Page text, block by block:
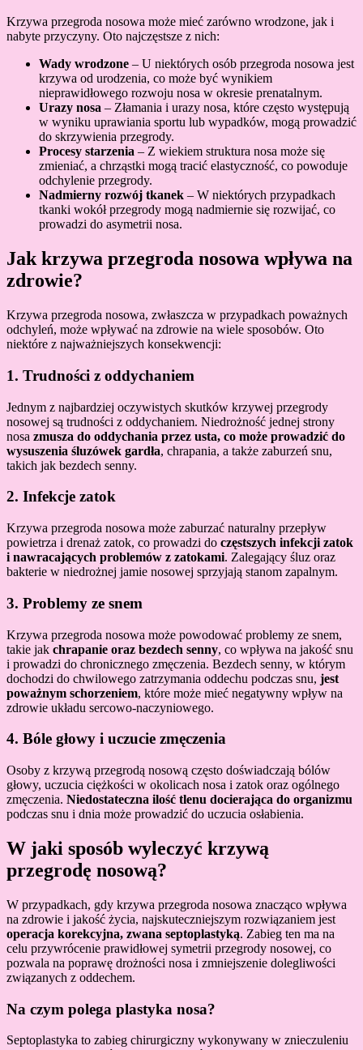
Krzywa przegroda nosowa może mieć zarówno wrodzone, jak i
nabyte przyczyny. Oto najczęstsze z nich:
Wady wrodzone – U niektórych osób przegroda nosowa jest
krzywa od urodzenia, co może być wynikiem
nieprawidłowego rozwoju nosa w okresie prenatalnym.
Urazy nosa – Złamania i urazy nosa, które często występują
w wyniku uprawiania sportu lub wypadków, mogą prowadzić
do skrzywienia przegrody.
Procesy starzenia – Z wiekiem struktura nosa może się
zmieniać, a chrząstki mogą tracić elastyczność, co powoduje
odchylenie przegrody.
Nadmierny rozwój tkanek – W niektórych przypadkach
tkanki wokół przegrody mogą nadmiernie się rozwijać, co
prowadzi do asymetrii nosa.
Jak krzywa przegroda nosowa wpływa na
zdrowie?
Krzywa przegroda nosowa, zwłaszcza w przypadkach poważnych
odchyleń, może wpływać na zdrowie na wiele sposobów. Oto
niektóre z najważniejszych konsekwencji:
1. Trudności z oddychaniem
Jednym z najbardziej oczywistych skutków krzywej przegrody
nosowej są trudności z oddychaniem. Niedrożność jednej strony
nosa zmusza do oddychania przez usta, co może prowadzić do
wysuszenia śluzówek gardła, chrapania, a także zaburzeń snu,
takich jak bezdech senny.
2. Infekcje zatok
Krzywa przegroda nosowa może zaburzać naturalny przepływ
powietrza i drenaż zatok, co prowadzi do częstszych infekcji zatok
i nawracających problemów z zatokami. Zalegający śluz oraz
bakterie w niedrożnej jamie nosowej sprzyjają stanom zapalnym.
3. Problemy ze snem
Krzywa przegroda nosowa może powodować problemy ze snem,
takie jak chrapanie oraz bezdech senny, co wpływa na jakość snu
i prowadzi do chronicznego zmęczenia. Bezdech senny, w którym
dochodzi do chwilowego zatrzymania oddechu podczas snu, jest
poważnym schorzeniem, które może mieć negatywny wpływ na
zdrowie układu sercowo-naczyniowego.
4. Bóle głowy i uczucie zmęczenia
Osoby z krzywą przegrodą nosową często doświadczają bólów
głowy, uczucia ciężkości w okolicach nosa i zatok oraz ogólnego
zmęczenia. Niedostateczna ilość tlenu docierająca do organizmu
podczas snu i dnia może prowadzić do uczucia osłabienia.
W jaki sposób wyleczyć krzywą
przegrodę nosową?
W przypadkach, gdy krzywa przegroda nosowa znacząco wpływa
na zdrowie i jakość życia, najskuteczniejszym rozwiązaniem jest
operacja korekcyjna, zwana septoplastyką. Zabieg ten ma na
celu przywrócenie prawidłowej symetrii przegrody nosowej, co
pozwala na poprawę drożności nosa i zmniejszenie dolegliwości
związanych z oddechem.
Na czym polega plastyka nosa?
Septoplastyka to zabieg chirurgiczny wykonywany w znieczuleniu